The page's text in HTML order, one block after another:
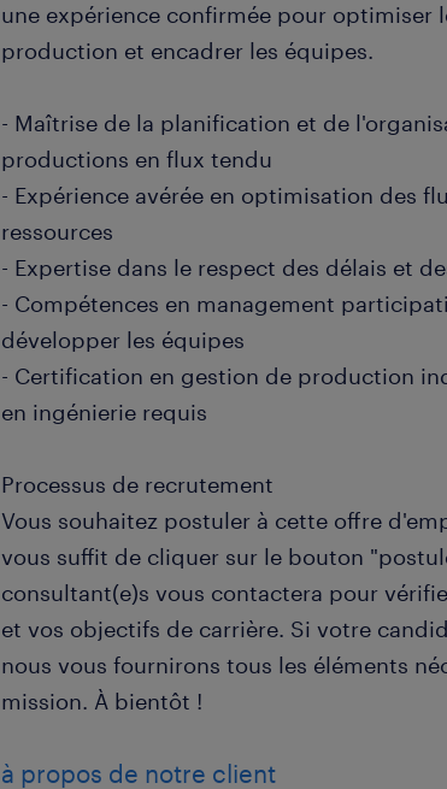
une expérience confirmée pour optimiser
production et encadrer les équipes.
- Maîtrise de la planification et de
productions en flux tendu
- Expérience avérée en optimisation des
ressources
- Expertise dans le respect des délais et
- Compétences en management
développer les équipes
- Certification en gestion de production
en ingénierie requis
Processus de recrutement
Vous souhaitez postuler à cette offre
vous suffit de cliquer sur le bouton
consultant(e)s vous contactera pour
et vos objectifs de carrière. Si votre
nous vous fournirons tous les éléments
mission. À bientôt !
à propos de notre client